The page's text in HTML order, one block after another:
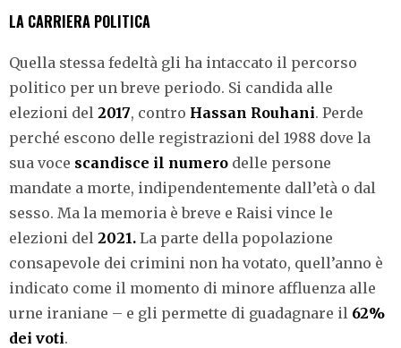
LA CARRIERA POLITICA
Quella stessa fedeltà gli ha intaccato il percorso
politico per un breve periodo. Si candida alle
elezioni del 2017, contro Hassan Rouhani. Perde
perché escono delle registrazioni del 1988 dove la
sua voce scandisce il numero delle persone
mandate a morte, indipendentemente dall’età o dal
sesso. Ma la memoria è breve e Raisi vince le
elezioni del 2021. La parte della popolazione
consapevole dei crimini non ha votato, quell’anno è
indicato come il momento di minore affluenza alle
urne iraniane – e gli permette di guadagnare il 62%
dei voti.